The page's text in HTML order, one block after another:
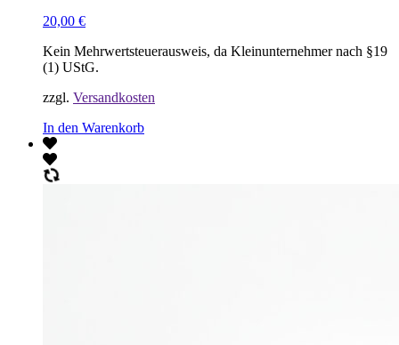
20,00 €
Kein Mehrwertsteuerausweis, da Kleinunternehmer nach §19
(1) UStG.
zzgl. Versandkosten
In den Warenkorb